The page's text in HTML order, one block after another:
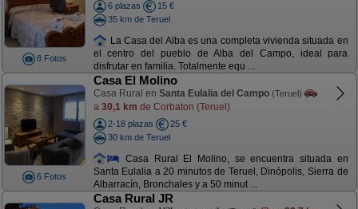
8 Fotos
6 plazas
15 €
35 km de Teruel
La Casa del Alba es una completa vivienda situada en
el centro del pueblo de Alba del Campo, ideal para
disfrutar en familia. Totalmente equ ...
6 Fotos
Casa El Molino
Casa Rural en Santa Eulalia del Campo (Teruel)
a 30,1 km de Corbaton (Teruel)
2-18 plazas
25 €
30 km de Teruel
Casa Rural El Molino, se encuentra situada en
Santa Eulalia a 20 minutos de Teruel, Dinópolis, Sierra de
Albarracín, Bronchales y a 50 minut ...
Casa Rural JR